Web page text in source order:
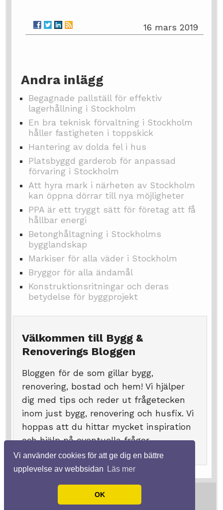
Vi använder cookies för att ge dig en bättre
upplevelse av webbsidan
Läs mer
OK
16 mars 2019
Andra inlägg
Begagnade pallställ för effektiv
lagerhållning i Stockholm
En bra teknisk förvaltning i Stockholm
håller fastigheten i toppskick
Hantering av dolda fel i hus
Platsbyggd garderob för anpassad
förvaring i Stockholm
Att hyra mark i närheten av Stockholm
kan öppna dörrar till nya möjligheter
PPA är ett tryggt sätt för företag att få
hållbar energi
Betonghåltagning i Stockholms
bygglandskap
Markiser för alla väder i Stockholm
Bryggor för alla ändamål
Konstruktionsritningar och deras
betydelse för byggprojekt
Välkommen till Bygg &
Renoverings Bloggen
Bloggen för de som gillar bygg,
renovering, bostad och hem! Vi hjälper
dig med tips och reder ut frågetecken
inom just bygg, renovering och husfix. Vi
hoppas att du hittar mycket inspiration
och hjälp på eventuella frågor.
© 2026 Aluminiumställning.nu. Alla rättigheter
förbehållna.